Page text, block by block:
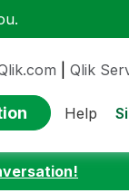
Qlik
Help